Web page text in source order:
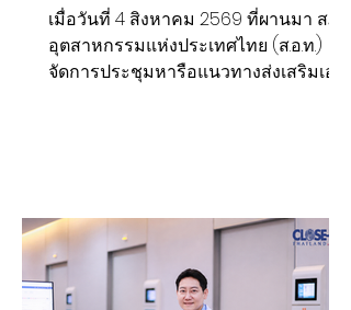
หมุนเวียน
เมื่อวันที่ 4 สิงหาคม 2569 ที่่ผานมา สภา
อุตสาหกรรมแห่งประเทศไทย (ส.อ.ท.)
จัดการประชุมหารือแนวทางส่งเสริมเอ
วิเศษศักดิ์ นายกกิตติมศักดิ์สมาคมการค้า
ผู้ผลิตเอทานอลไทย เข้าร่วมการประชุม
ณ ห้องประชุม 1010 C.P. GROUP & TRUE